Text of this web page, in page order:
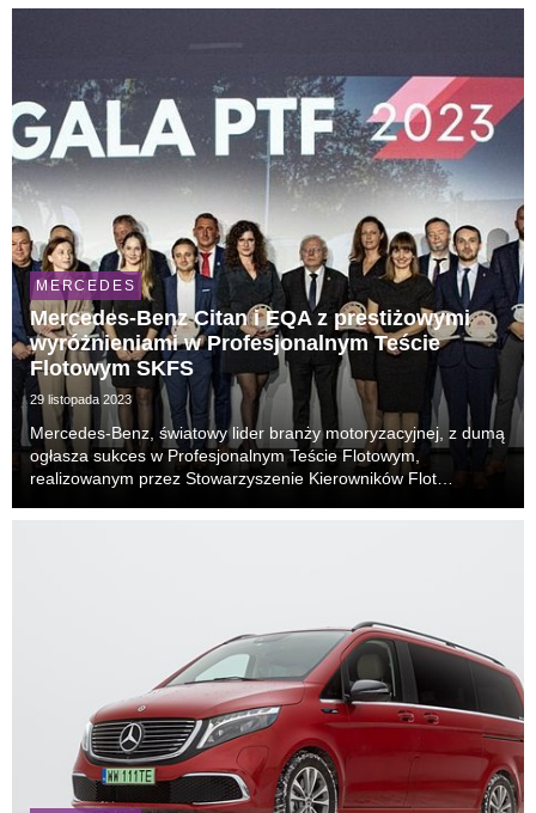
poznać specyfikę tego typu sam...
MERCEDES
Mercedes-Benz Citan i EQA z prestiżowymi
wyróżnieniami w Profesjonalnym Teście
Flotowym SKFS
29 listopada 2023
Mercedes-Benz, światowy lider branży motoryzacyjnej, z dumą
ogłasza sukces w Profesjonalnym Teście Flotowym,
realizowanym przez Stowarzyszenie Kierowników Flot